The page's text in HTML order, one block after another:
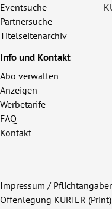
Eventsuche
Partnersuche
Titelseitenarchiv
Info und Kontakt
Abo verwalten
Anzeigen
Werbetarife
FAQ
Kontakt
Impressum /
Offenlegung KURIER (Print)